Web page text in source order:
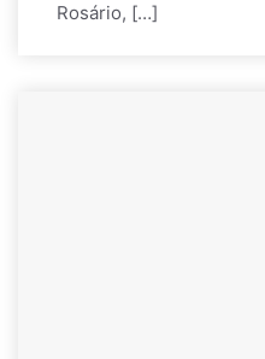
Rosário, […]